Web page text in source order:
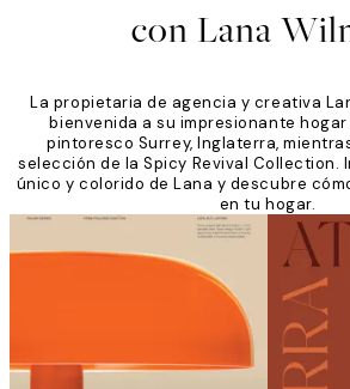
con Lana
La propietaria de agencia y creativa
bienvenida a su impresionante
pintoresco Surrey, Inglaterra,
selección de la Spicy Revival Collection.
único y colorido de Lana y descubre
en tu hogar.